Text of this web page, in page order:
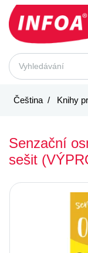
Čeština Knihy
Senzační
sešit